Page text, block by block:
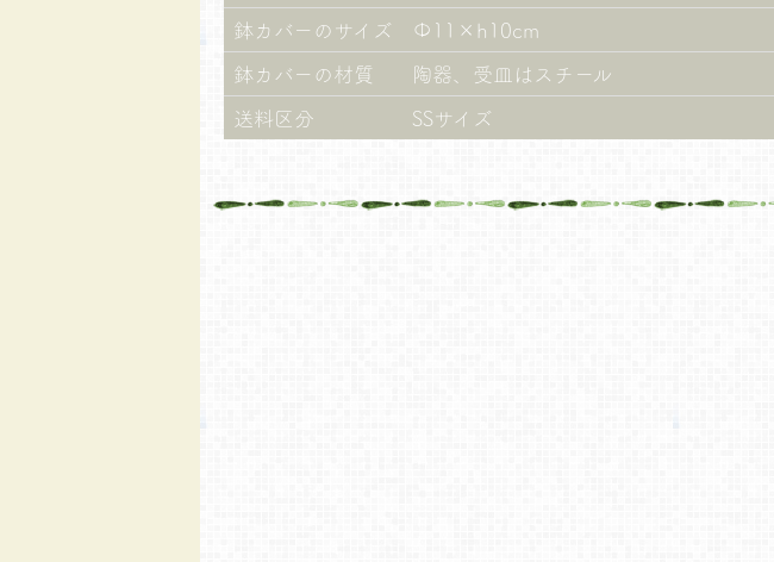
鉢カバーのサイズ
Φ11×h10cm
鉢カバーの材質
陶器、受皿はスチール
送料区分
SSサイズ